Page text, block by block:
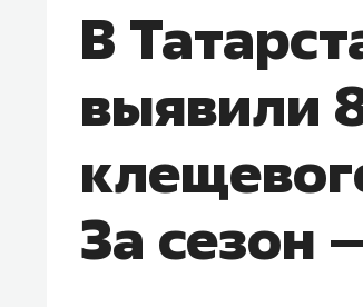
В
выявили
За сезон